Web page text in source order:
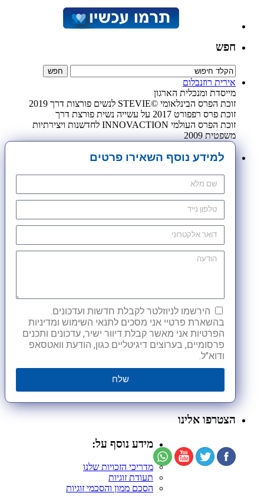
חפש
אירית רוזנבלום
מייסדת ומנכלית הארגון
זוכת הפרס הבינלאומי ©STEVIE לנשים פורצות דרך 2019
זוכת פרס רפפורט 2017 על עשייה נשית פורצת דרך
זוכת הפרס העולמי INNOVACTION לחדשנות ויצירתיות
משפטית 2009
למידע נוסף השאירו פרטים
הירשמו לניוזלטר לקבלת חדשות ועדכונים.
בהשארת פרטיי אני מסכים לתנאי השימוש ומדיניות
הפרטיות אני מאשר קבלת דיוור ישיר, עדכונים ותכנים
פרסומיים, בערוצים דיגיטליים כגון, הודעת וואטסאפ
ודוא"ל.
שלח
הצטרפו אלינו
מידע נוסף על:
מדריכי הזכויות שלנו
תעודת זוגיות
הסכם ממון והסכמי זוגיות